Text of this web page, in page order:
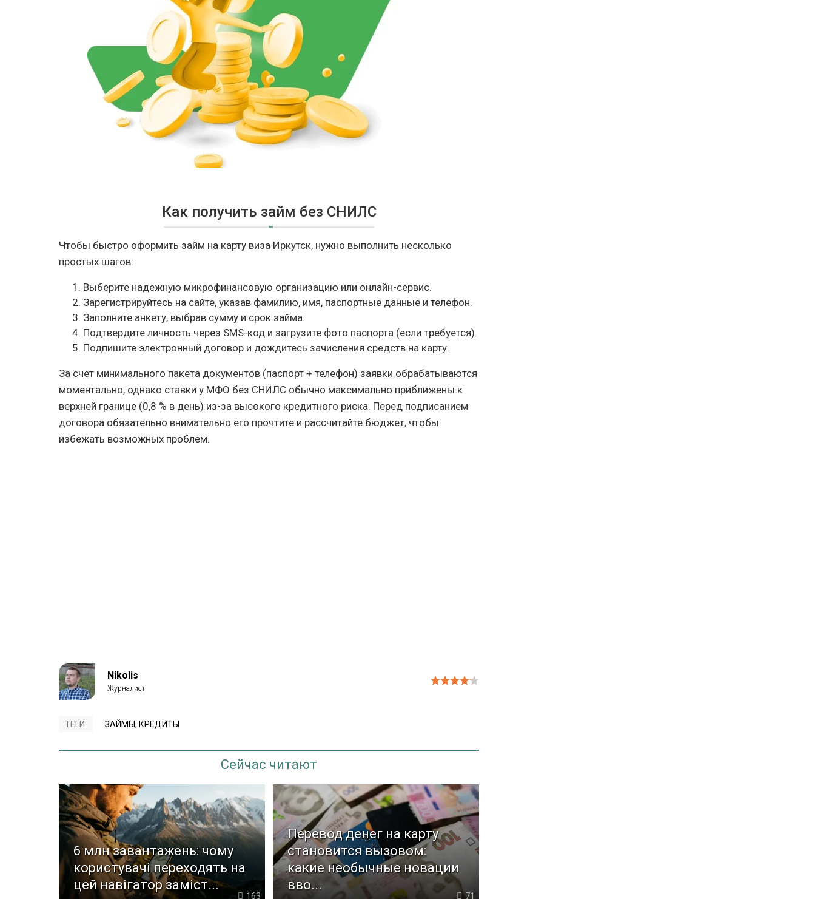
Как получить займ без СНИЛС
Чтобы быстро оформить займ на карту виза Иркутск, нужно выполнить несколько
простых шагов:
Выберите надежную микрофинансовую организацию или онлайн-сервис.
Зарегистрируйтесь на сайте, указав фамилию, имя, паспортные данные и телефон.
Заполните анкету, выбрав сумму и срок займа.
Подтвердите личность через SMS-код и загрузите фото паспорта (если требуется).
Подпишите электронный договор и дождитесь зачисления средств на карту.
За счет минимального пакета документов (паспорт + телефон) заявки обрабатываются
моментально, однако ставки у МФО без СНИЛС обычно максимально приближены к
верхней границе (0,8 % в день) из-за высокого кредитного риска. Перед подписанием
договора обязательно внимательно его прочтите и рассчитайте бюджет, чтобы
избежать возможных проблем.
Nikolis
ТЕГИ: ЗАЙМЫ, КРЕДИТЫ
Сейчас читают
6 млн завантажень: чому
користувачі переходять на
цей навігатор заміст...
163
Перевод денег на карту
становится вызовом:
какие необычные новации
вво...
71